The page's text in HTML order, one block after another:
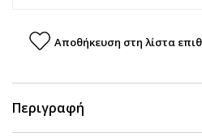
Αποθήκευση στη λίστα
Περιγραφή